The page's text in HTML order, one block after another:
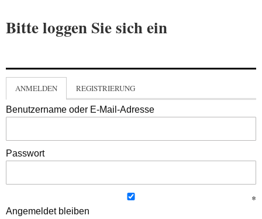
Bitte loggen Sie sich ein
ANMELDEN REGISTRIERUNG
Benutzername oder E-Mail-Adresse
Passwort
Angemeldet bleiben